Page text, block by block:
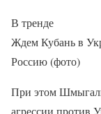
В тренде
Ждем Кубань в
Россию (фото)
При этом
агрессии против